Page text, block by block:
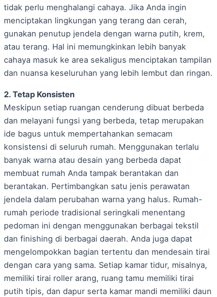
tidak perlu menghalangi cahaya. Jika Anda ingin
menciptakan lingkungan yang terang dan cerah,
gunakan penutup jendela dengan warna putih, krem,
atau terang. Hal ini memungkinkan lebih banyak
cahaya masuk ke area sekaligus menciptakan tampilan
dan nuansa keseluruhan yang lebih lembut dan ringan.
2. Tetap Konsisten
Meskipun setiap ruangan cenderung dibuat berbeda
dan melayani fungsi yang berbeda, tetap merupakan
ide bagus untuk mempertahankan semacam
konsistensi di seluruh rumah. Menggunakan terlalu
banyak warna atau desain yang berbeda dapat
membuat rumah Anda tampak berantakan dan
berantakan. Pertimbangkan satu jenis perawatan
jendela dalam perubahan warna yang halus. Rumah-
rumah periode tradisional seringkali menentang
pedoman ini dengan menggunakan berbagai tekstil
dan finishing di berbagai daerah. Anda juga dapat
mengelompokkan bagian tertentu dan mendesain tirai
dengan cara yang sama. Setiap kamar tidur, misalnya,
memiliki tirai roller arang, ruang tamu memiliki tirai
putih tipis, dan dapur serta kamar mandi memiliki daun